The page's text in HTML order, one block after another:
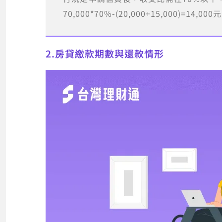
70,000*70%-(20,000+15,000)=14,000
2.房貸繳款期數與還款情形